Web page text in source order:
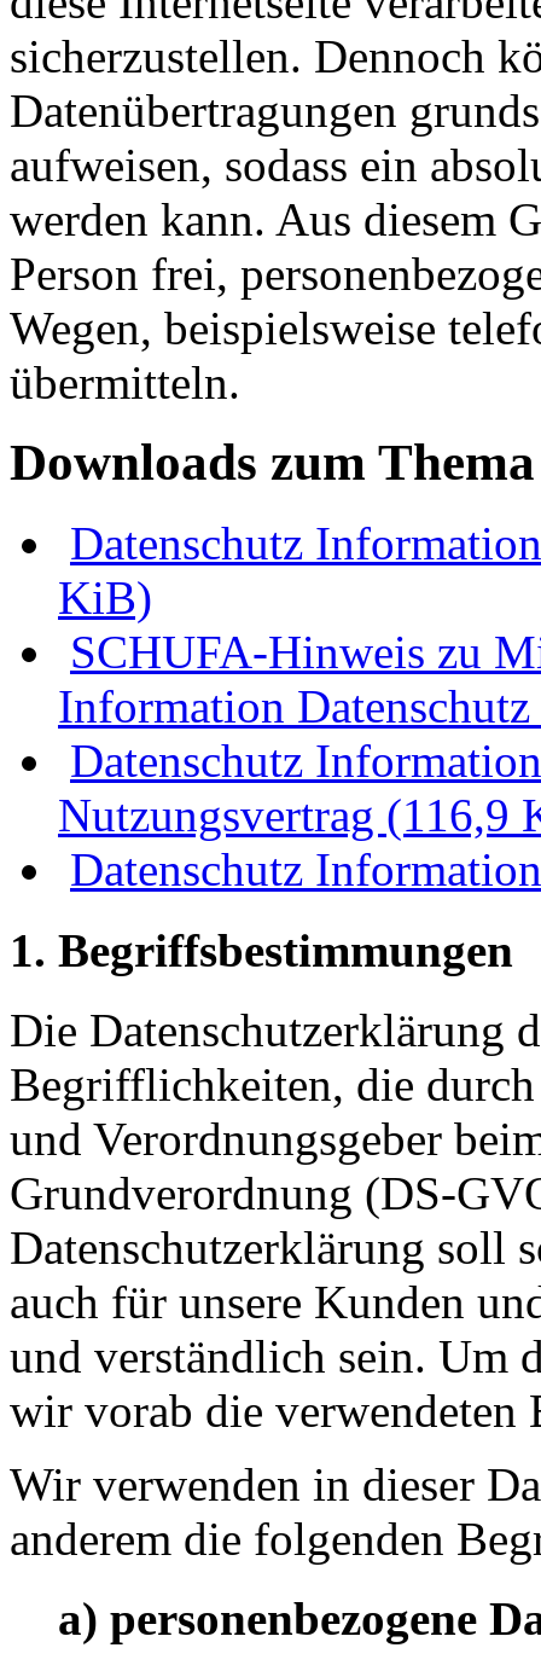
sicherzustellen. Dennoch
Datenübertragungen
aufweisen, sodass ein
werden kann. Aus diesem
Person frei,
Wegen, beispielsweise
übermitteln.
Downloads zum
Datenschutz
KiB)
SCHUFA-Hinweis zu
Information Datenschutz
Datenschutz
Nutzungsvertrag (116,9
Datenschutz
1. Begriffsbestimmungen
Die Datenschutzerklärung
Begrifflichkeiten, die
und Verordnungsgeber
Grundverordnung (DS-
Datenschutzerklärung soll
auch für unsere Kunden
und verständlich sein. Um
wir vorab die
Wir verwenden in dieser
anderem die folgenden
a) personenbezogene